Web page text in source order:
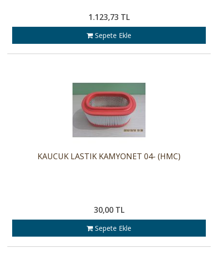
1.123,73 TL
Sepete Ekle
KAUCUK LASTIK KAMYONET 04- (HMC)
30,00 TL
Sepete Ekle